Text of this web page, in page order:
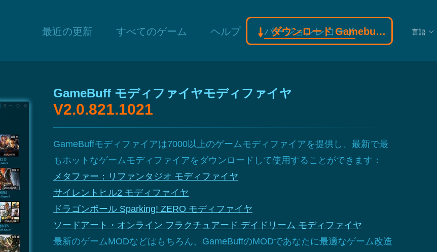
最近の更新 すべてのゲーム ヘルプ バージョンレコード
ダウンロード Gamebuff モディファイヤモディファイヤ 言語
GameBuff モディファイヤモディファイヤ
V2.0.821.1021
GameBuffモディファイアは7000以上のゲームモディファイアを提供し、最新で最
もホットなゲームモディファイアをダウンロードして使用することができます：
メタファー：リファンタジオ モディファイヤ
サイレントヒル2 モディファイヤ
ドラゴンボール Sparking! ZERO モディファイヤ
ソードアート・オンライン フラクチュアード デイドリーム モディファイヤ
最新のゲームMODなどはもちろん、GameBuffのMODであなたに最適なゲーム改造